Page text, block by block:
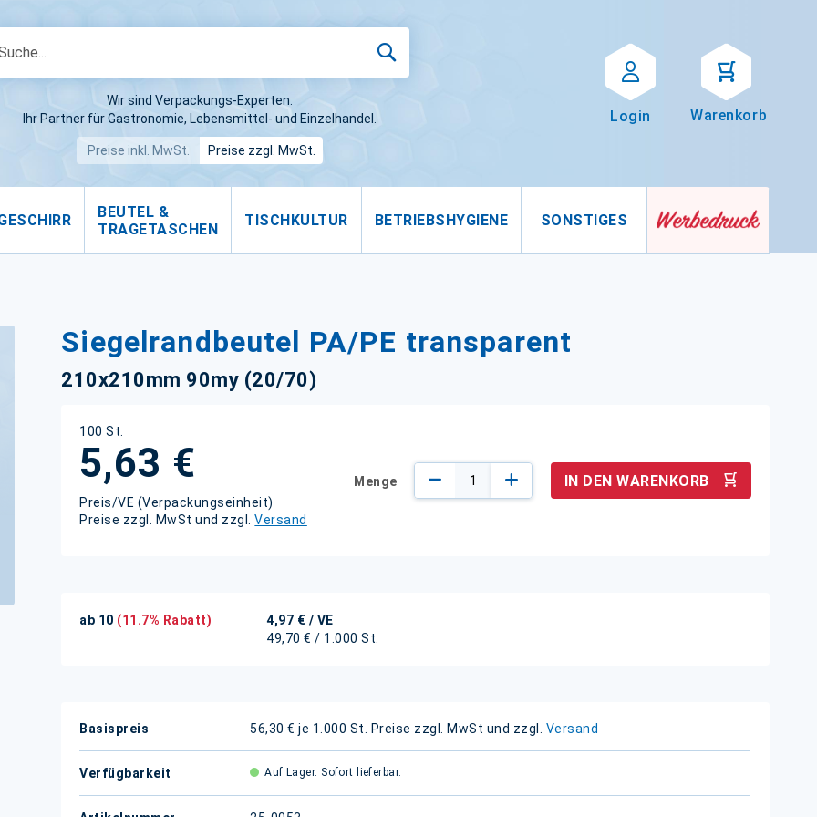
Wir sind Verpackungs-Experten.
Ihr Partner für Gastronomie, Lebensmittel- und Einzelhandel.
Preise inkl. MwSt. Preise zzgl. MwSt.
Login Warenkorb
BEUTEL &
TRAGETASCHEN
TISCHKULTUR BETRIEBSHYGIENE SONSTIGES
Siegelrandbeutel PA/PE transparent
210x210mm 90my (20/70)
100 St.
5,63 €
Preis/VE (Verpackungseinheit)
Preise zzgl. MwSt und zzgl.Versand
Menge IN DEN WARENKORB
ab 10 (11.7% Rabatt) 4,97 € / VE
49,70 € / 1.000 St.
Weitere
Basispreis 56,30 € je 1.000 St. Preise zzgl. MwSt und zzgl. Versand
Verfügbarkeit Auf Lager. Sofort lieferbar.